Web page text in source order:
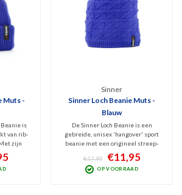
Muts -
is
van rib-
zijn
Sinner
lederen
Sinner
Sinner Loch Beanie Muts -
Blauw
De Sinner Loch Beanie is een
gebreide, unisex 'hangover' sport
beanie met een origineel streep-
blok patroon ontwerp, heerlijk wind
en kou bestendig en gemaakt van
zacht Acryl. Blauwe uitvoering, One
€17,95 €11,95
OP VOORRAAD